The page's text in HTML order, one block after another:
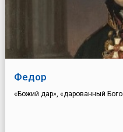
Федор
«Божий дар», «дарованный